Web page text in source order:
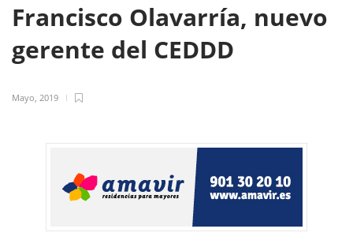
Francisco Olavarría, nuevo
gerente del CEDDD
Mayo, 2019